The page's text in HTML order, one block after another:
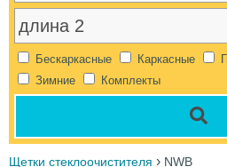
Бескаркасные Каркасные
Зимние
Комплекты
Щетки стеклоочистителя › NWB